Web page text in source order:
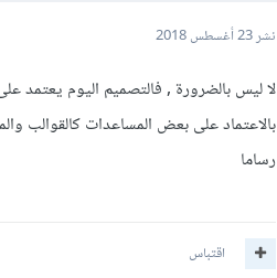
نشر23 أغسطس 2018
لا ليس بالضرورة , فالتصميم اليوم يعتمد
بالاعتماد على بعض المساعدات كالقوالب
رساما
اقتباس